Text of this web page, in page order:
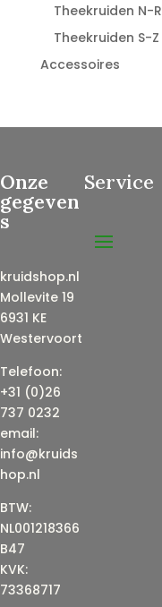
Theekruiden N-R
Theekruiden S-Z
Accessoires
Onze
gegeven
s
kruidshop.nl
Mollevite 19
6931 KE
Westervoort
Telefoon:
+31 (0)26
737 0232
email:
info@kruids
hop.nl
BTW:
NL001218366
B47
KVK:
73368717
Service